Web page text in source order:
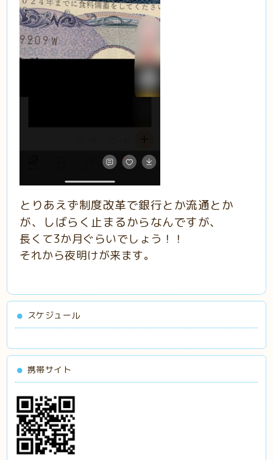
とりあえず制度改革で銀行とか流通とか
が、しばらく止まるからなんですが、
長くて3か月ぐらいでしょう！！
それから夜明けが来ます。
スケジュール
携帯サイト